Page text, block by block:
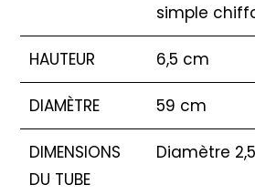
simple
HAUTEUR 6,5 cm
DIAMÈTRE 59 cm
DIMENSIONS
DU TUBE
Diamètre